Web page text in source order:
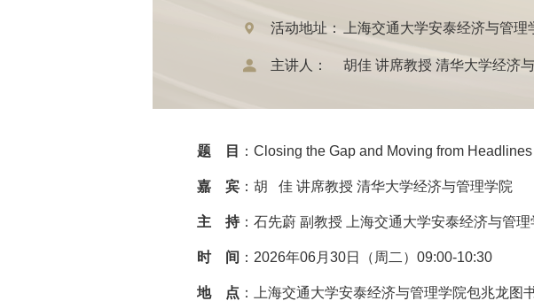
活动地址： 上海交通大学安泰经济与管
主讲人： 胡佳 讲席教授 清华大学经济
题 目 ：Closing the Gap and Moving from
嘉 宾 ：胡 佳 讲席教授 清华大学经济与管理学院
主 持：石先蔚 副教授 上海交通大学安泰经济与管理
时 间 ：2026年06月30日（周二）09:00-10:30
地 点 ：上海交通大学安泰经济与管理学院包兆龙图